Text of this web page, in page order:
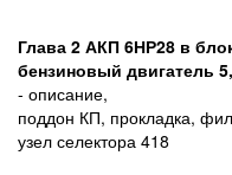
Глава 2 АКП 6НР28 в
бензиновый двигатель
- описание,
поддон КП, прокладка,
узел селектора 418